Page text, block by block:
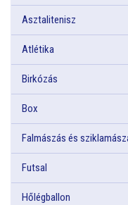
Asztalitenisz
Atlétika
Birkózás
Box
Falmászás és
Futsal
Hőlégballon